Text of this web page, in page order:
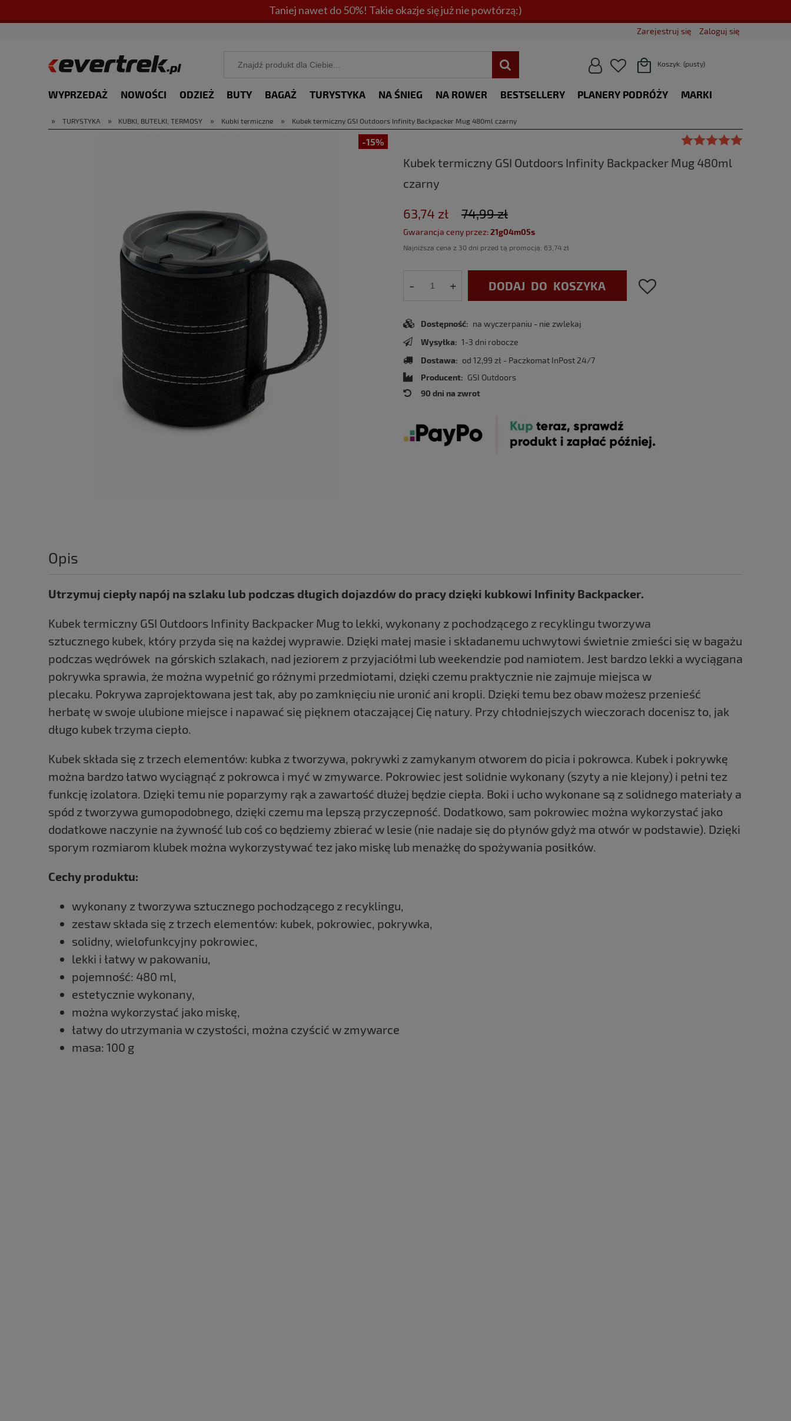
Taniej nawet do 50%! Takie okazje się już nie powtórzą:)
Zarejestruj się Zaloguj się
Koszyk: (pusty)
WYPRZEDAŻ NOWOŚCI ODZIEŻ BUTY BAGAŻ TURYSTYKA NA ŚNIEG NA ROWER BESTSELLERY PLANERY PODRÓŻY MARKI
» TURYSTYKA » KUBKI, BUTELKI, TERMOSY » Kubki termiczne » Kubek termiczny GSI Outdoors Infinity Backpacker Mug 480ml czarny
-15%
Kubek termiczny GSI Outdoors Infinity Backpacker Mug 480ml
czarny
63,74 zł 74,99 zł
Gwarancja ceny przez:21g04m04s
Najniższa cena z 30 dni przed tą promocją: 63,74 zł
- + DODAJ DO KOSZYKA
Dostępność: na wyczerpaniu - nie zwlekaj
Wysyłka: 1-3 dni robocze
Dostawa: od 12,99 zł - Paczkomat InPost 24/7
Producent: GSI Outdoors
90 dni na zwrot
Opis
Utrzymuj ciepły napój na szlaku lub podczas długich dojazdów do pracy dzięki kubkowi Infinity Backpacker.
Kubek termiczny GSI Outdoors Infinity Backpacker Mug to lekki, wykonany z pochodzącego z recyklingu tworzywa
sztucznego kubek, który przyda się na każdej wyprawie. Dzięki małej masie i składanemu uchwytowi świetnie zmieści się w bagażu
podczas wędrówek na górskich szlakach, nad jeziorem z przyjaciółmi lub weekendzie pod namiotem. Jest bardzo lekki a wyciągana
pokrywka sprawia, że można wypełnić go różnymi przedmiotami, dzięki czemu praktycznie nie zajmuje miejsca w
plecaku. Pokrywa zaprojektowana jest tak, aby po zamknięciu nie uronić ani kropli. Dzięki temu bez obaw możesz przenieść
herbatę w swoje ulubione miejsce i napawać się pięknem otaczającej Cię natury. Przy chłodniejszych wieczorach docenisz to, jak
długo kubek trzyma ciepło.
Kubek składa się z trzech elementów: kubka z tworzywa, pokrywki z zamykanym otworem do picia i pokrowca. Kubek i pokrywkę
można bardzo łatwo wyciągnąć z pokrowca i myć w zmywarce. Pokrowiec jest solidnie wykonany (szyty a nie klejony) i pełni tez
funkcję izolatora. Dzięki temu nie poparzymy rąk a zawartość dłużej będzie ciepła. Boki i ucho wykonane są z solidnego materiały a
spód z tworzywa gumopodobnego, dzięki czemu ma lepszą przyczepność. Dodatkowo, sam pokrowiec można wykorzystać jako
dodatkowe naczynie na żywność lub coś co będziemy zbierać w lesie (nie nadaje się do płynów gdyż ma otwór w podstawie). Dzięki
sporym rozmiarom klubek można wykorzystywać tez jako miskę lub menażkę do spożywania posiłków.
Cechy produktu:
wykonany z tworzywa sztucznego pochodzącego z recyklingu,
zestaw składa się z trzech elementów: kubek, pokrowiec, pokrywka,
solidny, wielofunkcyjny pokrowiec,
lekki i łatwy w pakowaniu,
pojemność: 480 ml,
estetycznie wykonany,
można wykorzystać jako miskę,
łatwy do utrzymania w czystości, można czyścić w zmywarce
masa: 100 g